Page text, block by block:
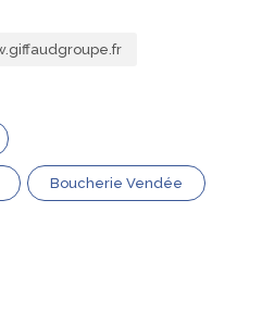
Boucherie Vendée